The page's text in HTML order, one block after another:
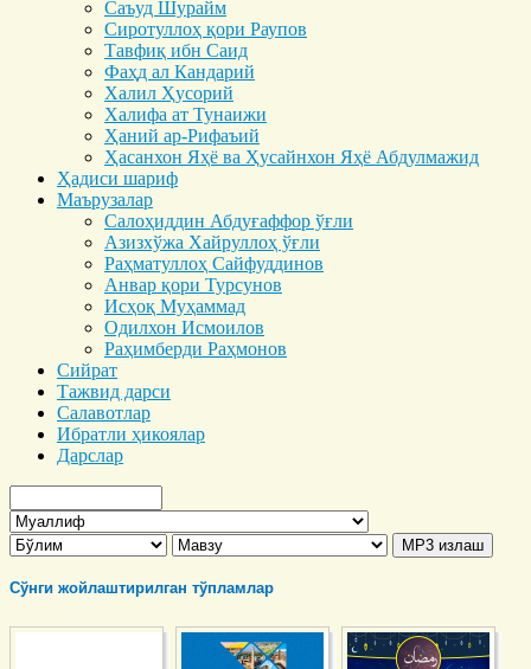
Саъуд Шурайм
Сиротуллоҳ қори Раупов
Тавфиқ ибн Саид
Фаҳд ал Кандарий
Халил Ҳусорий
Халифа ат Тунаижи
Ҳаний ар-Рифаъий
Ҳасанхон Яҳё ва Ҳусайнхон Яҳё Абдулмажид
Ҳадиси шариф
Маърузалар
Салоҳиддин Абдуғаффор ўғли
Азизхўжа Хайруллоҳ ўғли
Раҳматуллоҳ Сайфуддинов
Анвар қори Турсунов
Исҳоқ Муҳаммад
Одилхон Исмоилов
Раҳимберди Раҳмонов
Сийрат
Тажвид дарси
Салавотлар
Ибратли ҳикоялар
Дарслар
Сўнги жойлаштирилган тўпламлар